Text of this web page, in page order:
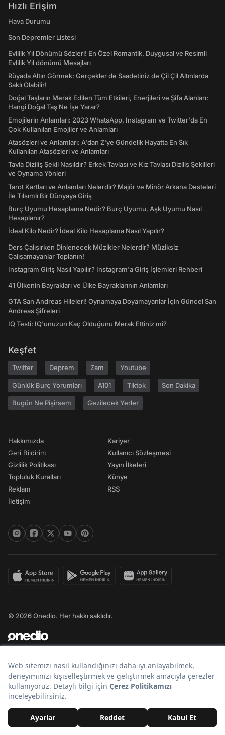
Hızlı Erişim
Hava Durumu
Son Depremler Listesi
Evlilik Yıl Dönümü Sözleri! En Özel Romantik, Duygusal ve Resimli
Evlilik Yıl dönümü Mesajları
Rüyada Altın Görmek: Gerçekler de Saadetiniz de Çil Çil Altınlarda
Saklı Olabilir!
Doğal Taşların Merak Edilen Tüm Etkileri, Enerjileri ve Şifa Alanları:
Hangi Doğal Taş Ne İşe Yarar?
Emojilerin Anlamları: 2023 WhatsApp, Instagram ve Twitter'da En
Çok Kullanılan Emojiler ve Anlamları
Atasözleri ve Anlamları: A'dan Z'ye Gündelik Hayatta En Sık
Kullanılan Atasözleri ve Anlamları
Tavla Diziliş Şekli Nasıldır? Erkek Tavlası ve Kız Tavlası Diziliş Şekilleri
ve Oynama Yönleri
Tarot Kartları ve Anlamları Nelerdir? Majör ve Minör Arkana Desteleri
İle Tılsımlı Bir Dünyaya Giriş
Burç Uyumu Hesaplama Nedir? Burç Uyumu, Aşk Uyumu Nasıl
Hesaplanır?
İdeal Kilo Nedir? İdeal Kilo Hesaplama Nasıl Yapılır?
Ders Çalışırken Dinlenecek Müzikler Nelerdir? Müziksiz
Çalışamayanlar Toplanın!
Instagram Giriş Nasıl Yapılır? Instagram'a Giriş İşlemleri Rehberi
41 Ülkenin Bayrakları ve Ülke Bayraklarının Anlamları
GTA San Andreas Hileleri! Oynamaya Doyamayanlar İçin Güncel San
Andreas Şifreleri
IQ Testi: IQ'unuzun Kaç Olduğunu Merak Ettiniz mi?
Keşfet
Twitter Deprem Zam Youtube
Günlük Burç Yorumları A101 Tiktok Son Dakika
Bugün Ne Pişirsem Gezilecek Yerler
Hakkımızda
Geri Bildirim
Gizlilik Politikası
Topluluk Kuralları
Reklam
İletişim
Kariyer
Kullanıcı Sözleşmesi
Yayın İlkeleri
Künye
RSS
© 2026 Onedio. Her hakkı saklıdır.
Bir markasıdır.